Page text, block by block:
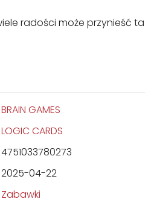
radości może przynieść ta
BRAIN GAMES
LOGIC CARDS
4751033780273
2025-04-22
Zabawki